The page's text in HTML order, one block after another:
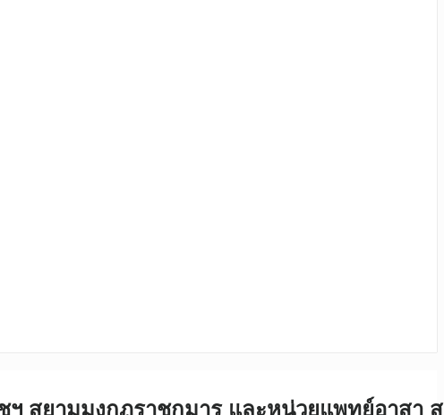
ฯ สยามมงกุฏราชกุมาร และหน่วยแพทย์อาสา